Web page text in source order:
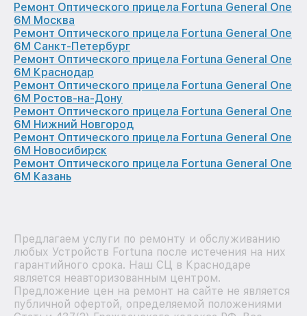
Ремонт Оптического прицела Fortuna General One
6M Москва
Ремонт Оптического прицела Fortuna General One
6M Санкт-Петербург
Ремонт Оптического прицела Fortuna General One
6M Краснодар
Ремонт Оптического прицела Fortuna General One
6M Ростов-на-Дону
Ремонт Оптического прицела Fortuna General One
6M Нижний Новгород
Ремонт Оптического прицела Fortuna General One
6M Новосибирск
Ремонт Оптического прицела Fortuna General One
6M Казань
Предлагаем услуги по ремонту и обслуживанию
любых Устройств Fortuna после истечения на них
гарантийного срока. Наш СЦ в Краснодаре
является неавторизованным центром.
Предложение цен на ремонт на сайте не является
публичной офертой, определяемой положениями